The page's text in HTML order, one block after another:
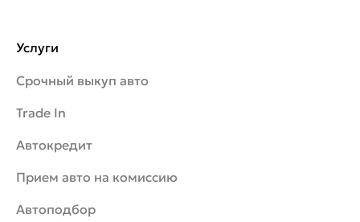
Услуги
Срочный выкуп авто
Trade In
Автокредит
Прием авто на комиссию
Автоподбор